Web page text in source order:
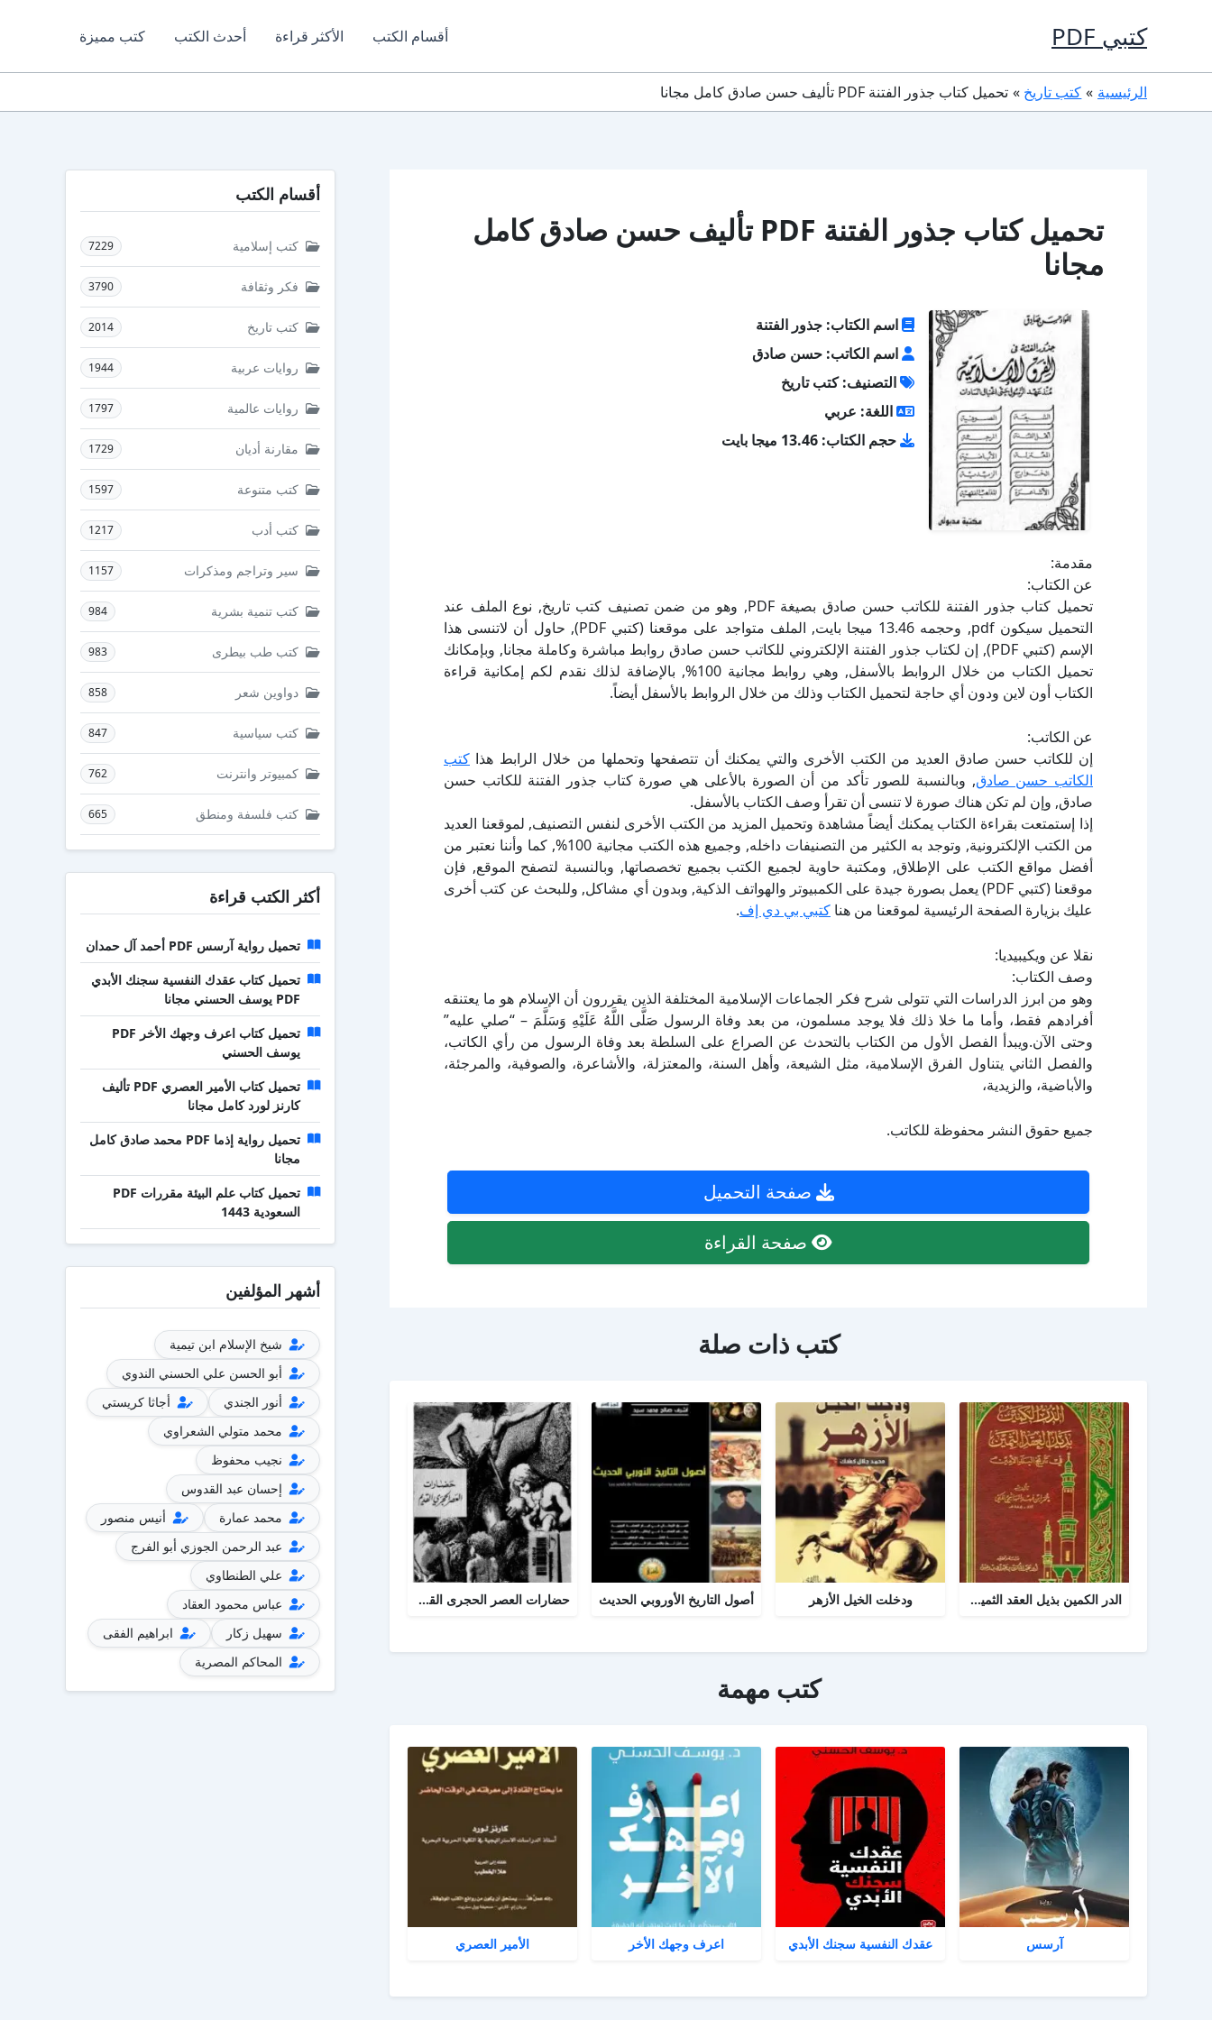
كتبي PDF أقسام الكتب الأكثر قراءة أحدث الكتب كتب مميزة
الرئيسية كتب تاريخ تحميل كتاب جذور الفتنة PDF تأليف حسن صادق كامل مجانا
تحميل كتاب جذور الفتنة PDF تأليف حسن صادق كامل
مجانا
اسم الكتاب: جذور الفتنة
اسم الكاتب: حسن صادق
التصنيف: كتب تاريخ
اللغة: عربي
حجم الكتاب: 13.46 ميجا بايت
مقدمة:
عن الكتاب:
تحميل كتاب جذور الفتنة للكاتب حسن صادق بصيغة PDF, وهو من ضمن تصنيف كتب تاريخ, نوع الملف عند
التحميل سيكون pdf, وحجمه 13.46 ميجا بايت, الملف متواجد على موقعنا (كتبي PDF), حاول أن لاتنسى هذا
الإسم (كتبي PDF), إن لكتاب جذور الفتنة الإلكتروني للكاتب حسن صادق روابط مباشرة وكاملة مجانا, وبإمكانك
تحميل الكتاب من خلال الروابط بالأسفل, وهي روابط مجانية 100%, بالإضافة لذلك نقدم لكم إمكانية قراءة
الكتاب أون لاين ودون أي حاجة لتحميل الكتاب وذلك من خلال الروابط بالأسفل أيضاً.
عن الكاتب:
إن للكاتب حسن صادق العديد من الكتب الأخرى والتي يمكنك أن تتصفحها وتحملها من خلال الرابط هذا كتب
الكاتب حسن صادق, وبالنسبة للصور تأكد من أن الصورة بالأعلى هي صورة كتاب جذور الفتنة للكاتب حسن
صادق, وإن لم تكن هناك صورة لا تنسى أن تقرأ وصف الكتاب بالأسفل.
إذا إستمتعت بقراءة الكتاب يمكنك أيضاً مشاهدة وتحميل المزيد من الكتب الأخرى لنفس التصنيف, لموقعنا العديد
من الكتب الإلكترونية, وتوجد به الكثير من التصنيفات داخله, وجميع هذه الكتب مجانية 100%, كما وأننا نعتبر من
أفضل مواقع الكتب على الإطلاق, ومكتبة حاوية لجميع الكتب بجميع تخصصاتها, وبالنسبة لتصفح الموقع, فإن
موقعنا (كتبي PDF) يعمل بصورة جيدة على الكمبيوتر والهواتف الذكية, وبدون أي مشاكل, وللبحث عن كتب أخرى
عليك بزيارة الصفحة الرئيسية لموقعنا من هنا كتبي بي دي إف.
نقلا عن ويكيبيديا:
وصف الكتاب:
وهو من ابرز الدراسات التي تتولى شرح فكر الجماعات الإسلامية المختلفة الذين يقررون أن الإسلام هو ما يعتنقه
أفرادهم فقط، وأما ما خلا ذلك فلا يوجد مسلمون، من بعد وفاة الرسول صَلَّى اللَّهُ عَلَيْهِ وَسَلَّمَ – “صلي عليه”
وحتى الآن.ويبدأ الفصل الأول من الكتاب بالتحدث عن الصراع على السلطة بعد وفاة الرسول من رأي الكاتب،
والفصل الثاني يتناول الفرق الإسلامية، مثل الشيعة، وأهل السنة، والمعتزلة، والأشاعرة، والصوفية، والمرجئة،
والأباضية، والزيدية،
جميع حقوق النشر محفوظة للكاتب.
صفحة التحميل
صفحة القراءة
كتب ذات صلة
الدر الكمين بذيل العقد الثمين في تاريخ البلد الأمين ودخلت الخيل الأزهر أصول التاريخ الأوروبي الحديث حضارات العصر الحجرى القديم
كتب مهمة
آرسس عقدك النفسية سجنك الأبدي اعرف وجهك الأخر الأمير العصري
أقسام الكتب
كتب إسلامية 7229
فكر وثقافة 3790
كتب تاريخ 2014
روايات عربية 1944
روايات عالمية 1797
مقارنة أديان 1729
كتب متنوعة 1597
كتب أدب 1217
سير وتراجم ومذكرات 1157
كتب تنمية بشرية 984
كتب طب بيطرى 983
دواوين شعر 858
كتب سياسية 847
كمبيوتر وانترنت 762
كتب فلسفة ومنطق 665
أكثر الكتب قراءة
تحميل رواية آرسس PDF أحمد آل حمدان
تحميل كتاب عقدك النفسية سجنك الأبدي
PDF يوسف الحسني مجانا
تحميل كتاب اعرف وجهك الأخر PDF
يوسف الحسني
تحميل كتاب الأمير العصري PDF تأليف
كارنز لورد كامل مجانا
تحميل رواية إذما PDF محمد صادق كامل
مجانا
تحميل كتاب علم البيئة مقررات PDF
السعودية 1443
أشهر المؤلفين
شيخ الإسلام ابن تيمية
أبو الحسن علي الحسني الندوي
أنور الجندي
أجاثا كريستي
محمد متولي الشعراوي
نجيب محفوظ
إحسان عبد القدوس
محمد عمارة
أنيس منصور
عبد الرحمن الجوزي أبو الفرج
علي الطنطاوي
عباس محمود العقاد
سهيل زكار
ابراهيم الفقى
المحاكم المصرية